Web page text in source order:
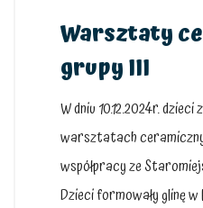
Warsztaty
grupy III
W dniu 10.12.2024r. dzieci
warsztatach
współpracy ze
Dzieci formowały glinę